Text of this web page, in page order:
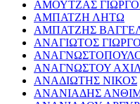
ΑΜΟΥΤΖΑΣ
ΑΜΠΑΤΖΗ ΛΗΤΩ
ΑΜΠΑΤΖΗΣ
ΑΝΑΓΙΩΤΟΣ
ΑΝΑΓΝΩΣΤΟΥ
ΑΝΑΔΙΩΤΗΣ ΝΙΚΟΣ
ΑΝΑΝΙΑΔΗΣ